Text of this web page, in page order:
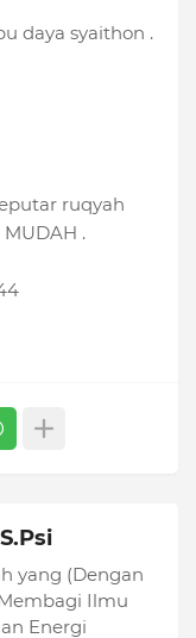
daya syaithon .
ruqyah
.
yang (Dengan
Ilmu
Energi